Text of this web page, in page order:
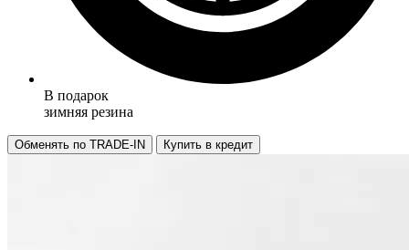
В подарок
зимняя резина
Обменять по TRADE-IN Купить в кредит